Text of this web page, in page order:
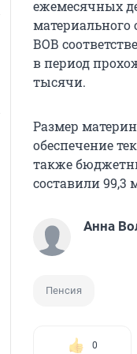
ежемесячных
материального
ВОВ
в период
тысячи.
Размер
обеспечение
также
составили 99,3
Анна
Пенсия
0